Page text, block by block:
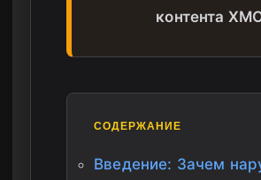
контента
СОДЕРЖАНИЕ
Введение: Зачем